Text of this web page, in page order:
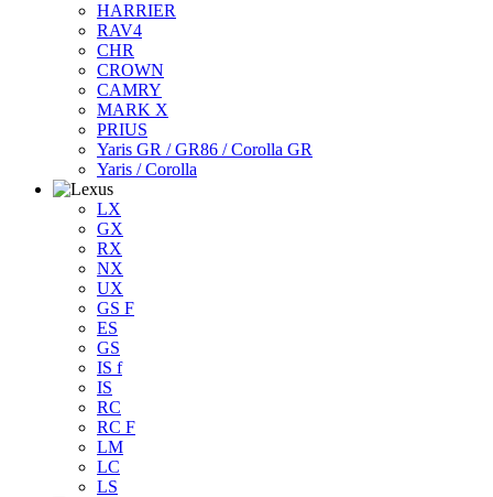
HARRIER
RAV4
CHR
CROWN
CAMRY
MARK X
PRIUS
Yaris GR / GR86 / Corolla GR
Yaris / Corolla
LX
GX
RX
NX
UX
GS F
ES
GS
IS f
IS
RC
RC F
LM
LC
LS